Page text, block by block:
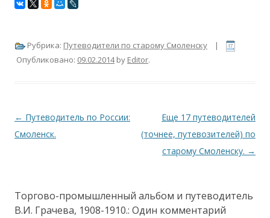
Рубрика: Путеводители по старому Смоленску |
Опубликовано: 09.02.2014by Editor.
Навигация по записям
← Путеводитель по России:
Смоленск.
Еще 17 путеводителей
(точнее, путевозителей) по
старому Смоленску. →
Торгово-промышленный альбом и путеводитель
В.И. Грачева, 1908-1910.: Один комментарий